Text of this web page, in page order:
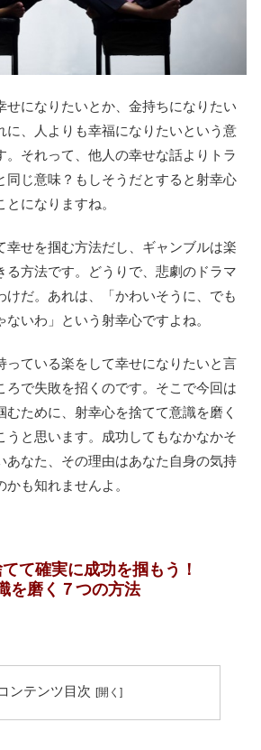
せになりたいとか、金持ちになりたい
に、人よりも幸福になりたいという意
。それって、他人の幸せな話よりトラ
同じ意味？もしそうだとすると射幸心
になりますね。
幸せを掴む方法だし、ギャンブルは楽
る方法です。どうりで、悲劇のドラマ
けだ。あれは、「かわいそうに、でも
いわ」という射幸心ですよね。
っている楽をして幸せになりたいと言
ろで失敗を招くのです。そこで今回は
むために、射幸心を捨てて意識を磨く
うと思います。成功してもなかなかそ
あなた、その理由はあなた自身の気持
も知れませんよ。
て確実に成功を掴もう！
を磨く７つの方法
ンテンツ目次